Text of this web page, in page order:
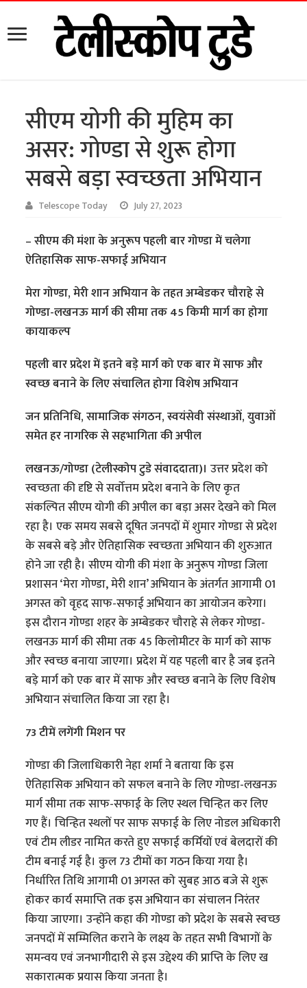
सीएम योगी की मुहिम का
असर: गोण्डा से शुरू होगा
सबसे बड़ा स्वच्छता अभियान
Telescope Today July 27, 2023
– सीएम की मंशा के अनुरूप पहली बार गोण्डा में चलेगा
ऐतिहासिक साफ-सफाई अभियान
मेरा गोण्डा, मेरी शान अभियान के तहत अम्बेडकर चौराहे से
गोण्डा-लखनऊ मार्ग की सीमा तक 45 किमी मार्ग का होगा
कायाकल्प
पहली बार प्रदेश में इतने बड़े मार्ग को एक बार में साफ और
स्वच्छ बनाने के लिए संचालित होगा विशेष अभियान
जन प्रतिनिधि, सामाजिक संगठन, स्वयंसेवी संस्थाओं, युवाओं
समेत हर नागरिक से सहभागिता की अपील
लखनऊ/गोण्डा (टेलीस्कोप टुडे संवाददाता)।उत्तर प्रदेश को
स्वच्छता की दृष्टि से सर्वोत्तम प्रदेश बनाने के लिए कृत
संकल्पित सीएम योगी की अपील का बड़ा असर देखने को मिल
रहा है। एक समय सबसे दूषित जनपदों में शुमार गोण्डा से प्रदेश
के सबसे बड़े और ऐतिहासिक स्वच्छता अभियान की शुरुआत
होने जा रही है। सीएम योगी की मंशा के अनुरूप गोण्डा जिला
प्रशासन ‘मेरा गोण्डा, मेरी शान’ अभियान के अंतर्गत आगामी 01
अगस्त को वृहद साफ-सफाई अभियान का आयोजन करेगा।
इस दौरान गोण्डा शहर के अम्बेडकर चौराहे से लेकर गोण्डा-
लखनऊ मार्ग की सीमा तक 45 किलोमीटर के मार्ग को साफ
और स्वच्छ बनाया जाएगा। प्रदेश में यह पहली बार है जब इतने
बड़े मार्ग को एक बार में साफ और स्वच्छ बनाने के लिए विशेष
अभियान संचालित किया जा रहा है।
73 टीमें लगेंगी मिशन पर
गोण्डा की जिलाधिकारी नेहा शर्मा ने बताया कि इस
ऐतिहासिक अभियान को सफल बनाने के लिए गोण्डा-लखनऊ
मार्ग सीमा तक साफ-सफाई के लिए स्थल चिन्हित कर लिए
गए हैं। चिन्हित स्थलों पर साफ सफाई के लिए नोडल अधिकारी
एवं टीम लीडर नामित करते हुए सफाई कर्मियों एवं बेलदारों की
टीम बनाई गई है। कुल 73 टीमों का गठन किया गया है।
निर्धारित तिथि आगामी 01 अगस्त को सुबह आठ बजे से शुरू
होकर कार्य समाप्ति तक इस अभियान का संचालन निरंतर
किया जाएगा। उन्होंने कहा की गोण्डा को प्रदेश के सबसे स्वच्छ
जनपदों में सम्मिलित कराने के लक्ष्य के तहत सभी विभागों के
समन्वय एवं जनभागीदारी से इस उद्देश्य की प्राप्ति के लिए ख
सकारात्मक प्रयास किया जनता है।